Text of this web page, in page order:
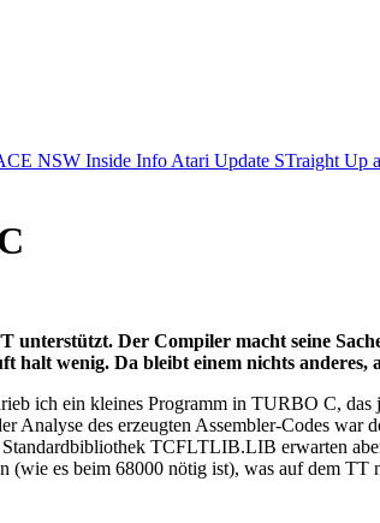
NSW Inside Info Atari Update STraight Up
Der Compiler macht seine
wenig. Da bleibt einem nichts
ich ein kleines Programm in TURBO C,
Analyse des erzeugten Assembler-Codes
TCFLTLIB.LIB erwarten
(wie es beim 68000 nötig ist), was auf dem